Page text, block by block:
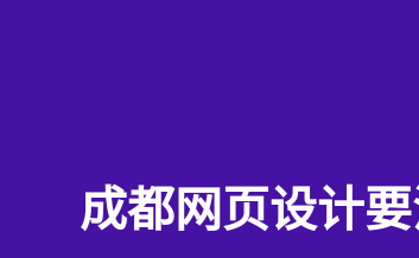
成都网页设计